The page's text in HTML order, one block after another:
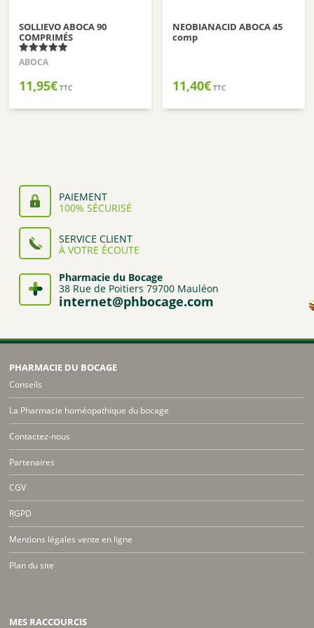
SOLLIEVO ABOCA 90
COMPRIMÉS
Note
ABOCA
11,95€ TTC
NEOBIANACID ABOCA 45
comp
11,40€ TTC
PAIEMENT
100% SÉCURISÉ
SERVICE CLIENT
À VOTRE ÉCOUTE
Pharmacie du Bocage
38 Rue de Poitiers 79700 Mauléon
internet@phbocage.com
PHARMACIE DU BOCAGE
Conseils
La Pharmacie homéopathique du bocage
Contactez-nous
Partenaires
CGV
RGPD
Mentions légales vente en ligne
Plan du site
MES RACCOURCIS